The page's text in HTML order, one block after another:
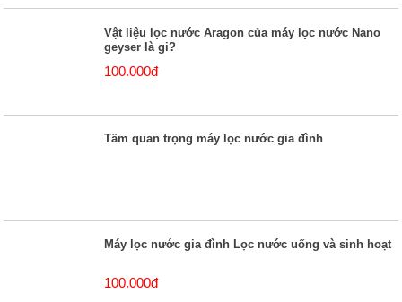
Vật liệu lọc nước Aragon của máy lọc nước Nano
geyser là gi?
100.000đ
Tầm quan trọng máy lọc nước gia đình
Máy lọc nước gia đình Lọc nước uống và sinh hoạt
100.000đ